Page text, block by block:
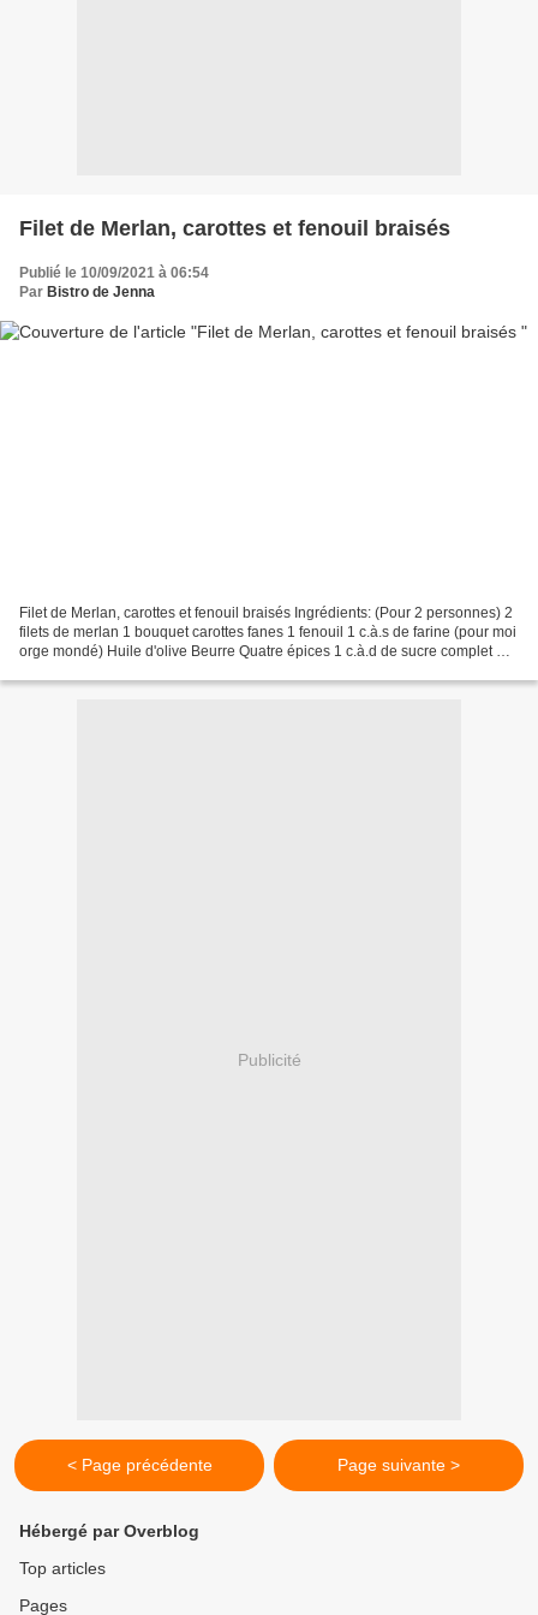
Filet de Merlan, carottes et fenouil braisés
Publié le 10/09/2021 à 06:54
Par Bistro de Jenna
Filet de Merlan, carottes et fenouil braisés Ingrédients: (Pour 2 personnes) 2
filets de merlan 1 bouquet carottes fanes 1 fenouil 1 c.à.s de farine (pour moi
orge mondé) Huile d'olive Beurre Quatre épices 1 c.à.d de sucre complet Sel
Publicité
< Page précédente Page suivante >
Hébergé par Overblog
Top articles
Pages